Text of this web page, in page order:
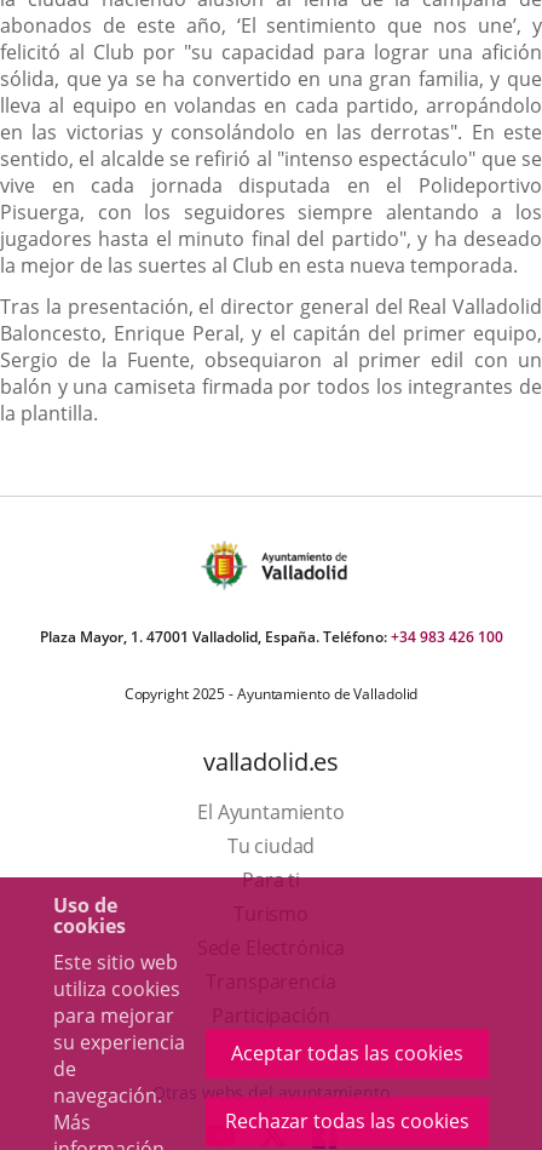
Uso de
cookies
Este sitio web
utiliza cookies
para mejorar
su experiencia
de
navegación.
Más
Aceptar todas las cookies
Rechazar todas las cookies
abonados de este año, ‘El sentimiento que nos une’, y
felicitó al Club por "su capacidad para lograr una afición
sólida, que ya se ha convertido en una gran familia, y que
lleva al equipo en volandas en cada partido, arropándolo
en las victorias y consolándolo en las derrotas". En este
sentido, el alcalde se refirió al "intenso espectáculo" que se
vive en cada jornada disputada en el Polideportivo
Pisuerga, con los seguidores siempre alentando a los
jugadores hasta el minuto final del partido", y ha deseado
la mejor de las suertes al Club en esta nueva temporada.
Tras la presentación, el director general del Real Valladolid
Baloncesto, Enrique Peral, y el capitán del primer equipo,
Sergio de la Fuente, obsequiaron al primer edil con un
balón y una camiseta firmada por todos los integrantes de
la plantilla.
Plaza Mayor, 1. 47001 Valladolid, España. Teléfono:+34 983 426 100
Copyright 2025 - Ayuntamiento de Valladolid
valladolid.es
El Ayuntamiento
Tu ciudad
Para ti
en
una
ventana
aplicación
externa.
Otras webs del ayuntamiento
ENLACEENLACEENLACE